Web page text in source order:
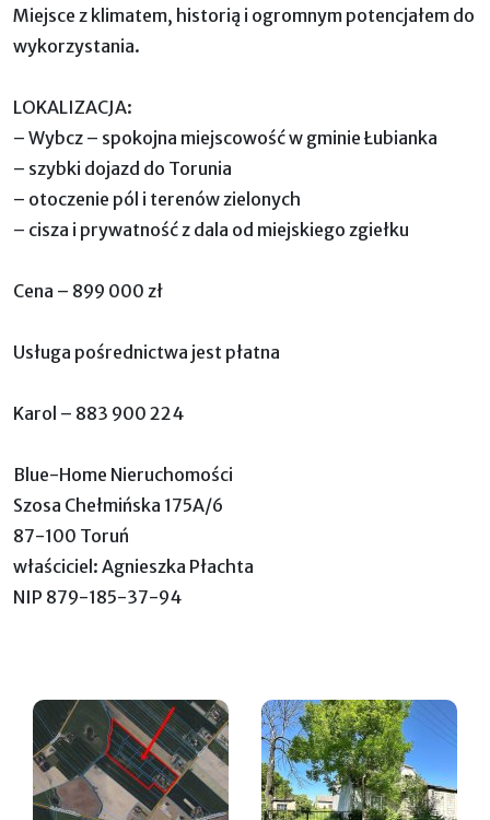
Miejsce z klimatem, historią i ogromnym potencjałem do
wykorzystania.
LOKALIZACJA:
– Wybc z – spokojna miejscowość w gminie Łubianka
– szybki dojazd do Torunia
– otoczenie pól i terenów zielonych
– cisza i prywatność z dala od miejskiego zgiełku
Cena – 899 000 zł
Usługa pośrednictwa jest płatna
Karol – 883 900 224
Blue-Home Nieruchomości
Szosa Chełmińska 175A/6
87-100 Toruń
właściciel: Agnieszka Płachta
NIP 879-185-37-94